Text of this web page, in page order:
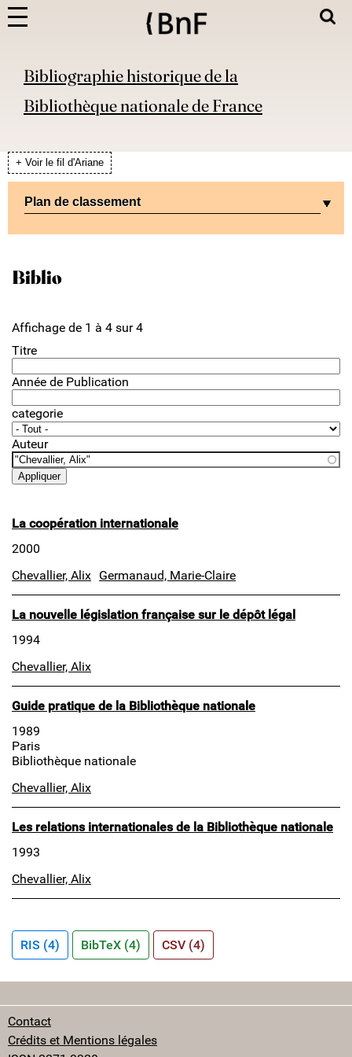
Bibliographie historique de la
Bibliothèque nationale de France
+ Voir le fil d'Ariane
Plan de classement
Biblio
Affichage de 1 à 4 sur 4
Titre
Année de Publication
categorie
Auteur
La coopération internationale
2000
Chevallier, Alix Germanaud, Marie-Claire
La nouvelle législation française sur le dépôt légal
1994
Chevallier, Alix
Guide pratique de la Bibliothèque nationale
1989
Paris
Bibliothèque nationale
Chevallier, Alix
Les relations internationales de la Bibliothèque nationale
1993
Chevallier, Alix
RIS (4) BibTeX (4) CSV (4)
Contact
Crédits et Mentions légales